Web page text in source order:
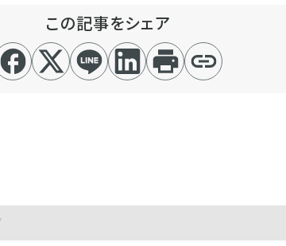
この記事をシェア